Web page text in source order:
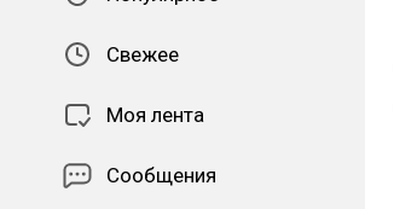
Свежее
Моя лента
Сообщения